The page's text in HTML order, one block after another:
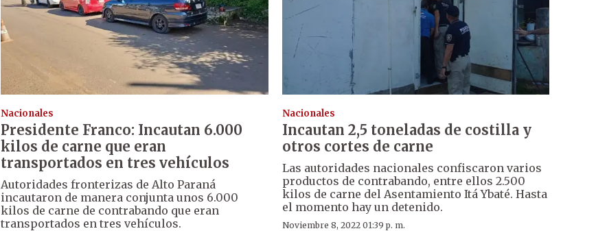
Nacionales
Presidente Franco: Incautan 6.000
kilos de carne que eran
transportados en tres vehículos
Autoridades fronterizas de Alto Paraná
incautaron de manera conjunta unos 6.000
kilos de carne de contrabando que eran
transportados en tres vehículos.
Nacionales
Incautan 2,5 toneladas de costilla y
otros cortes de carne
Las autoridades nacionales confiscaron varios
productos de contrabando, entre ellos 2.500
kilos de carne del Asentamiento Itá Ybaté. Hasta
el momento hay un detenido.
Noviembre 8, 2022 01:39 p. m.